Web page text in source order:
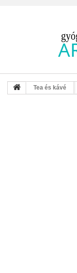
Tea és kávé